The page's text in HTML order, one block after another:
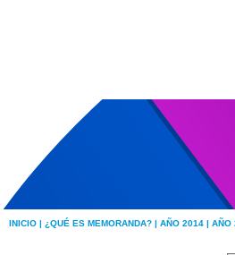
INICIO | ¿QUÉ ES MEMORANDA? | AÑO 2014 | AÑO